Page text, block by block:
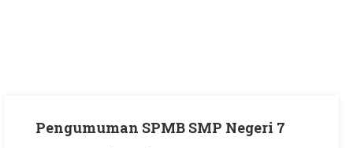
Pengumuman SPMB SMP Negeri 7